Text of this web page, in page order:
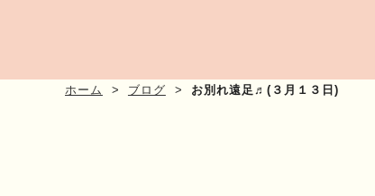
ホーム ブログ お別れ遠足♬(３月１３日)